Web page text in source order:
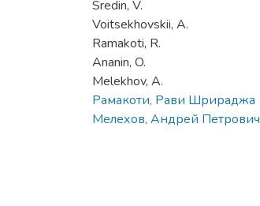
Sredin, V.
Voitsekhovskii, A.
Ramakoti, R.
Ananin, O.
Melekhov, A.
Рамакоти, Рави Шрираджа
Мелехов, Андрей Петрович